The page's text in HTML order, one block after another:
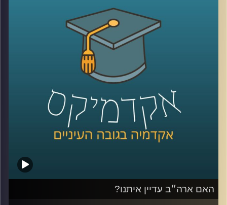
הבטוח מוצאת את עצמה לא פעם תחת מבחן מתמשך
היום ב”אקדמיקס” ננסה להבין מה גורם לזוגות לא רק לשרוד
את התקופות האלה, אלא אפילו לצמוח מהן.
לשם כך הזמנתי את ד”ר רוני שוחט־פשדצקי, פסיכולוגית
קלינית בכירה ומדריכה מוסמכת בפסיכותרפיה
ופסיכו־דיאגנוסטיקה, בעלת דוקטורט מאוניברסיטת בר־אילן.
כיום היא מנהלת את הקליניקה לקהילה בביה”ס לפסיכולוגיה
ע”ש ברוך איבצ’ר ומשמשת כמרצה באוניברסיטת רייכמן,
ומתמחה בעבודה עם מבוגרים, מתבגרים וילדים. היא מוסמכת
בטיפול זוגי בשיטת EFT, ובעלת ניסיון עשיר במחקר, ניהול
קליניקות והכשרה בשיטות טיפול מגוונות.
הכלים שיכולים לעזור לנו לשמור על קשר חזק ואוהב גם
כשכל מה שסביבנו מרגיש לא יציב
האם ארה״ב עדיין איתנו?